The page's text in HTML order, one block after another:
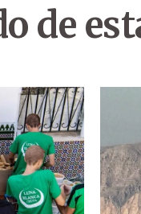
de